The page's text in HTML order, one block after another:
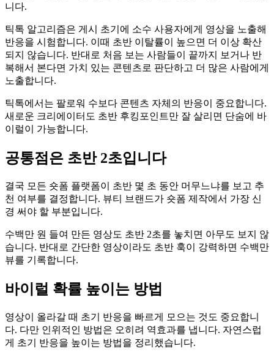
니다.
틱톡 알고리즘은 게시 초기에 소수 사용자에게 영상을 노출해
반응을 시험합니다. 이때 초반 이탈률이 높으면 더 이상 확산
되지 않습니다. 반대로 처음 보는 사람들이 끝까지 보거나 반
복해서 본다면 가치 있는 콘텐츠로 판단하고 더 많은 사람에게
노출합니다.
틱톡에서는 팔로워 수보다 콘텐츠 자체의 반응이 중요합니다.
새로운 크리에이터도 초반 후킹포인트만 잘 살리면 단숨에 바
이럴이 가능합니다.
공통점은 초반 2초입니다
결국 모든 숏폼 플랫폼이 초반 몇 초 동안 머무느냐를 보고 추
천 여부를 결정합니다. 뷰티 브랜드가 숏폼 제작에서 가장 신
경 써야 할 부분입니다.
수백만 원 들여 만든 영상도 초반 2초를 놓치면 아무도 보지 않
습니다. 반대로 간단한 영상이라도 초반 훅이 강력하면 수백만
뷰를 기록합니다.
바이럴 확률 높이는 방법
영상이 올라갈 때 초기 반응을 빠르게 모으는 것도 중요합니
다. 다만 인위적인 방법은 오히려 역효과를 냅니다. 자연스럽
게 초기 반응을 높이는 방법을 정리했습니다.